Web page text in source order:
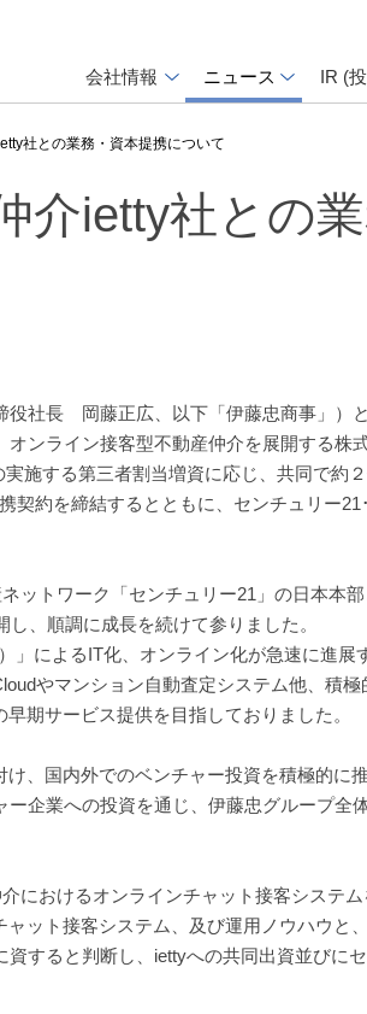
会社情報 ニュース IR (
社との業務・資本提携について
介ietty社との
社長 岡藤正広、以下「伊藤忠商事」）
ンライン接客型不動産仲介を展開する株
施する第三者割当増資に応じ、共同で約
契約を締結するとともに、センチュリー
ットワーク「センチュリー21」の日本本
、順調に成長を続けて参りました。
」によるIT化、オンライン化が急速に進展
やマンション自動査定システム他、積
期サービス提供を目指しておりました。
、国内外でのベンチャー投資を積極的に
企業への投資を通じ、伊藤忠グループ全
におけるオンラインチャット接客システ
ット接客システム、及び運用ノウハウと
すると判断し、iettyへの共同出資並びに